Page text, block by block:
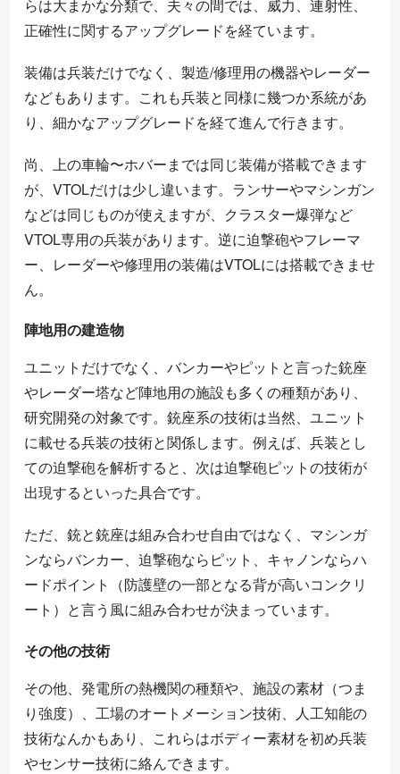
らは大まかな分類で、夫々の間では、威力、連射性、
正確性に関するアップグレードを経ています。
装備は兵装だけでなく、製造/修理用の機器やレーダー
などもあります。これも兵装と同様に幾つか系統があ
り、細かなアップグレードを経て進んで行きます。
尚、上の車輪〜ホバーまでは同じ装備が搭載できます
が、VTOLだけは少し違います。ランサーやマシンガン
などは同じものが使えますが、クラスター爆弾など
VTOL専用の兵装があります。逆に迫撃砲やフレーマ
ー、レーダーや修理用の装備はVTOLには搭載できませ
ん。
陣地用の建造物
ユニットだけでなく、バンカーやピットと言った銃座
やレーダー塔など陣地用の施設も多くの種類があり、
研究開発の対象です。銃座系の技術は当然、ユニット
に載せる兵装の技術と関係します。例えば、兵装とし
ての迫撃砲を解析すると、次は迫撃砲ピットの技術が
出現するといった具合です。
ただ、銃と銃座は組み合わせ自由ではなく、マシンガ
ンならバンカー、迫撃砲ならピット、キャノンならハ
ードポイント（防護壁の一部となる背が高いコンクリ
ート）と言う風に組み合わせが決まっています。
その他の技術
その他、発電所の熱機関の種類や、施設の素材（つま
り強度）、工場のオートメーション技術、人工知能の
技術なんかもあり、これらはボディー素材を初め兵装
やセンサー技術に絡んできます。